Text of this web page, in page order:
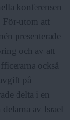
konferensen
utom att
presenterade
och av att
också
på
delta i en
av Israel